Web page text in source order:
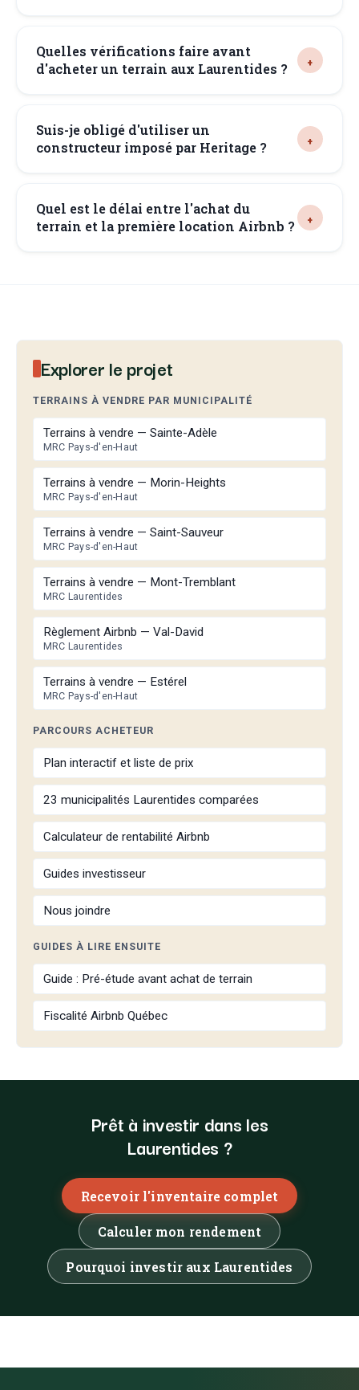
Quelles vérifications faire avant
d'acheter un terrain aux Laurentides ?
Suis-je obligé d'utiliser un
constructeur imposé par Heritage ?
Quel est le délai entre l'achat du
terrain et la première location Airbnb ?
Explorer le projet
TERRAINS À VENDRE PAR MUNICIPALITÉ
Terrains à vendre — Sainte-Adèle
MRC Pays-d'en-Haut
Terrains à vendre — Morin-Heights
MRC Pays-d'en-Haut
Terrains à vendre — Saint-Sauveur
MRC Pays-d'en-Haut
Terrains à vendre — Mont-Tremblant
MRC Laurentides
Règlement Airbnb — Val-David
MRC Laurentides
Terrains à vendre — Estérel
MRC Pays-d'en-Haut
PARCOURS ACHETEUR
Plan interactif et liste de prix
23 municipalités Laurentides comparées
Calculateur de rentabilité Airbnb
Guides investisseur
Nous joindre
GUIDES À LIRE ENSUITE
Guide : Pré-étude avant achat de terrain
Fiscalité Airbnb Québec
Prêt à investir dans les
Laurentides ?
Recevoir l'inventaire complet
Calculer mon rendement
Pourquoi investir aux Laurentides